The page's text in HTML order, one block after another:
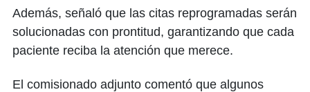
Además, señaló que las citas reprogramadas serán
solucionadas con prontitud, garantizando que cada
paciente reciba la atención que merece.
El comisionado adjunto comentó que algunos